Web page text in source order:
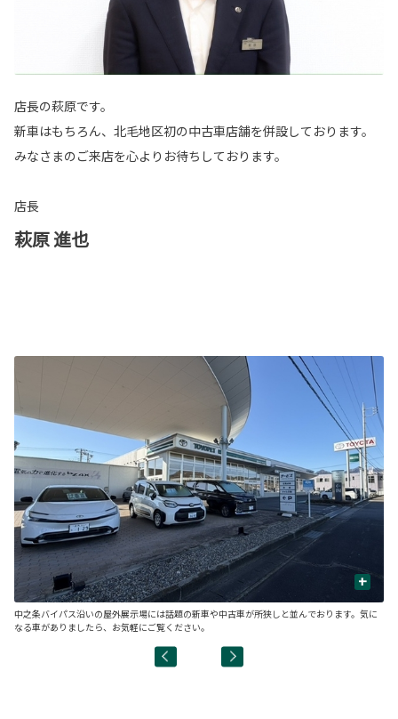
店長の萩原です。
新車はもちろん、北毛地区初の中古車店舗を併設しております。
みなさまのご来店を心よりお待ちしております。
店長
萩原 進也
+
中之条バイパス沿いの屋外展示場には話題の新車や中古車が所狭しと並んでおります。気に
なる車がありましたら、お気軽にご覧ください。